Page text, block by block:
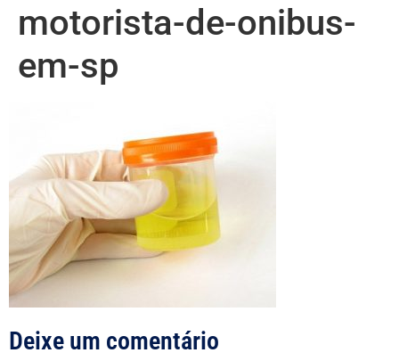
motorista-de-onibus-
em-sp
Deixe um comentário